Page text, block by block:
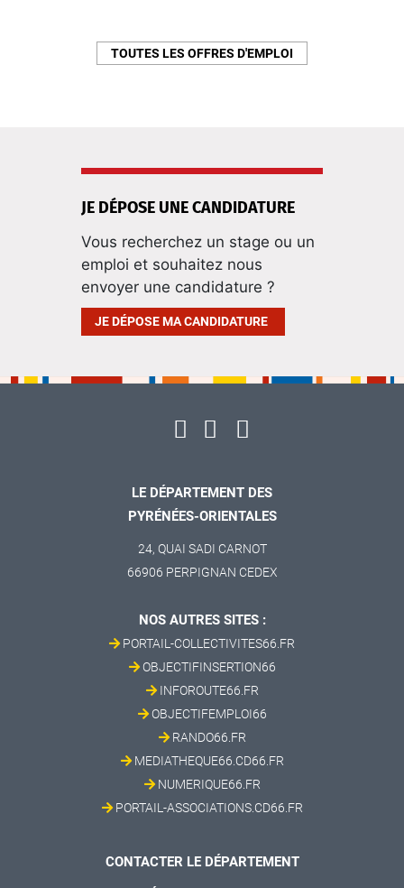
TOUTES LES OFFRES D'EMPLOI
JE DÉPOSE UNE CANDIDATURE
Vous recherchez un stage ou un
emploi et souhaitez nous
envoyer une candidature ?
JE DÉPOSE MA CANDIDATURE
LE DÉPARTEMENT DES
PYRÉNÉES-ORIENTALES
24, QUAI SADI CARNOT
66906 PERPIGNAN CEDEX
NOS AUTRES SITES :
PORTAIL-COLLECTIVITES66.FR
OBJECTIFINSERTION66
INFOROUTE66.FR
OBJECTIFEMPLOI66
RANDO66.FR
MEDIATHEQUE66.CD66.FR
NUMERIQUE66.FR
PORTAIL-ASSOCIATIONS.CD66.FR
CONTACTER LE DÉPARTEMENT